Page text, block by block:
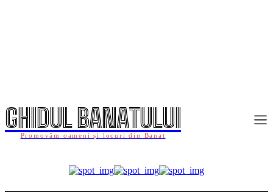
GHIDUL BANATULUI
Promovăm oameni și locuri din Banat